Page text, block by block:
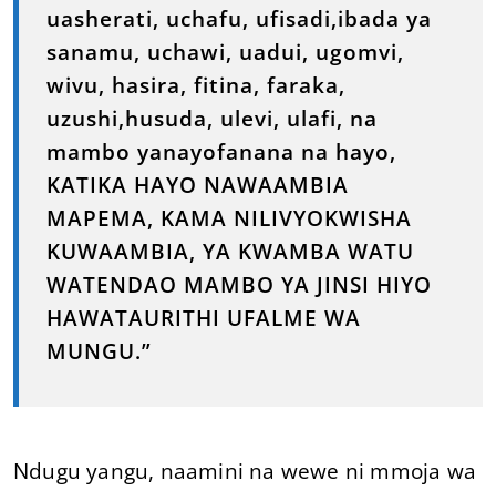
uasherati, uchafu, ufisadi,ibada ya
sanamu, uchawi, uadui, ugomvi,
wivu, hasira, fitina, faraka,
uzushi,husuda, ulevi, ulafi, na
mambo yanayofanana na hayo,
KATIKA HAYO NAWAAMBIA
MAPEMA, KAMA NILIVYOKWISHA
KUWAAMBIA, YA KWAMBA WATU
WATENDAO MAMBO YA JINSI HIYO
HAWATAURITHI UFALME WA
MUNGU.”
Ndugu yangu, naamini na wewe ni mmoja wa